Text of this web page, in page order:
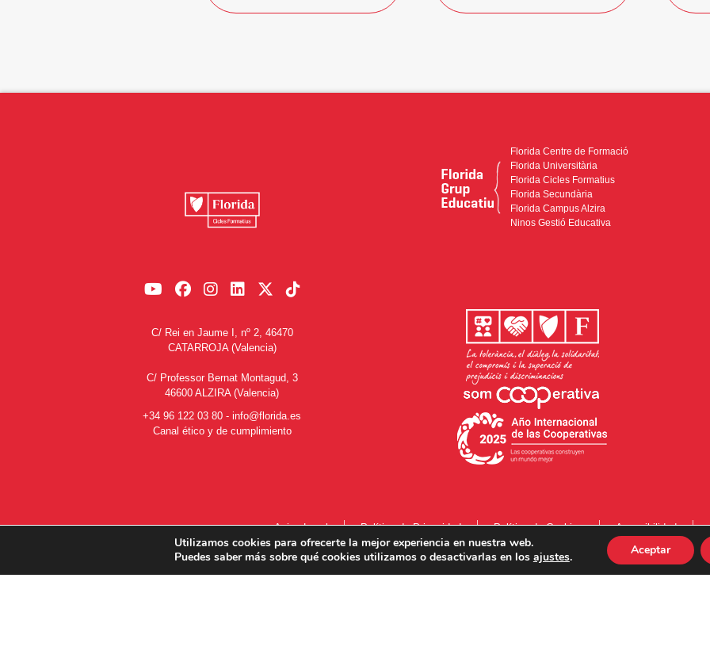
C/ Rei en Jaume I, nº 2, 46470
CATARROJA (Valencia)
C/ Professor Bernat Montagud, 3
46600 ALZIRA (Valencia)
+34 96 122 03 80 - info@florida.es
Canal ético y de cumplimiento
Florida Centre de Formació
Florida Universitària
Florida Cicles Formatius
Florida Secundària
Florida Campus Alzira
Ninos Gestió Educativa
Aviso Legal Política de Privacidad Política de Cookies Accesibilidad
Utilizamos cookies para ofrecerte la mejor experiencia en nuestra web.
Puedes saber más sobre qué cookies utilizamos o desactivarlas en los ajustes. Aceptar